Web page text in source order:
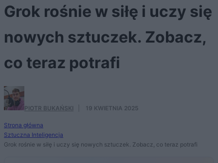
Grok rośnie w siłę i uczy się
nowych sztuczek. Zobacz,
co teraz potrafi
PIOTR BUKAŃSKI 19 KWIETNIA 2025
Strona główna
Sztuczna Inteligencja
Grok rośnie w siłę i uczy się nowych sztuczek. Zobacz, co teraz potrafi